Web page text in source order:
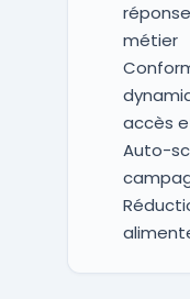
métier
accès
Auto-